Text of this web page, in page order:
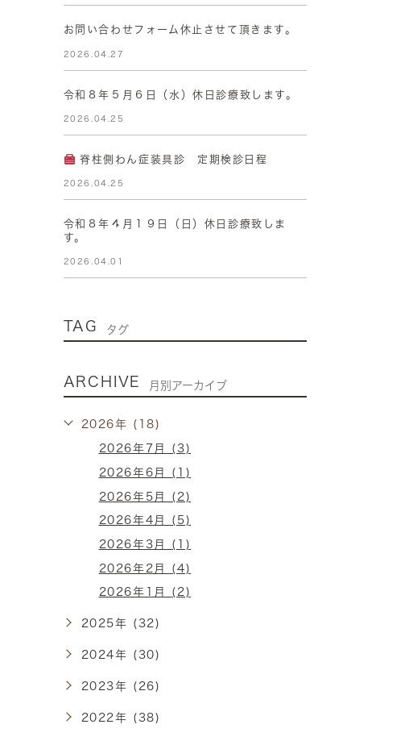
お問い合わせフォーム休止させて頂きます。
2026.04.27
令和８年５月６日（水）休日診療致します。
2026.04.25
脊柱側わん症装具診 定期検診日程
2026.04.25
令和８年４月１９日（日）休日診療致しま
す。
2026.04.01
TAG タグ
ARCHIVE 月別アーカイブ
2026年 (18)
2026年7月 (3)
2026年6月 (1)
2026年5月 (2)
2026年4月 (5)
2026年3月 (1)
2026年2月 (4)
2026年1月 (2)
2025年 (32)
2024年 (30)
2023年 (26)
2022年 (38)